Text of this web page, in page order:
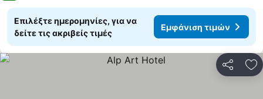
Επιλέξτε ημερομηνίες, για να
δείτε τις ακριβείς τιμές
Εμφάνιση τιμών